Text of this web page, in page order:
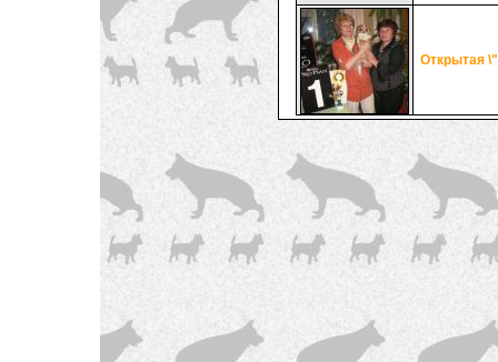
Открытая